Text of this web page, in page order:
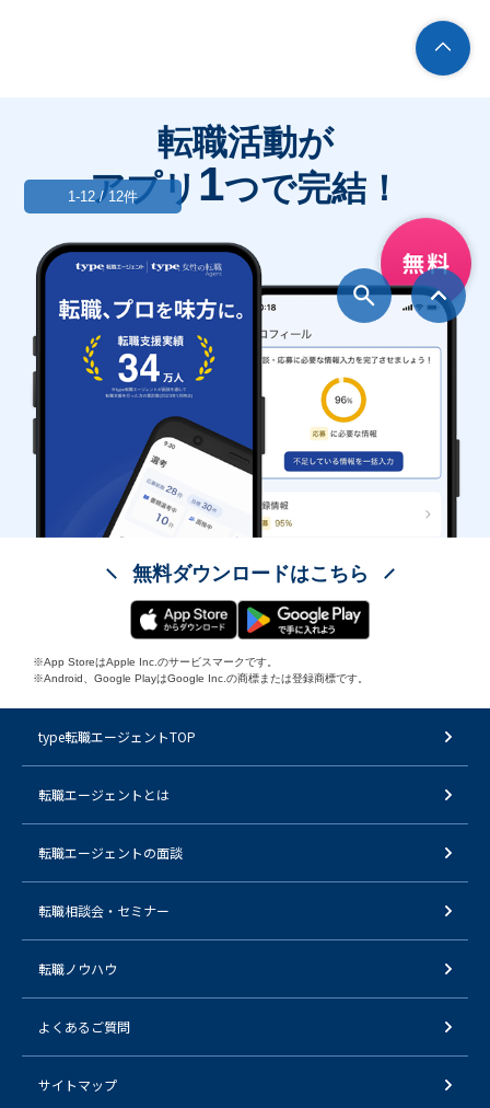
1-12 / 12件
転職活動が
アプリ 1つで完結！
無料ダウンロードはこちら
※App StoreはApple Inc.のサービスマークです。
※Android、Google PlayはGoogle Inc.の商標または登録商標です。
type転職エージェントTOP
転職エージェントとは
転職エージェントの面談
転職相談会・セミナー
転職ノウハウ
よくあるご質問
サイトマップ